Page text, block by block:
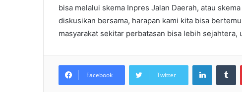
bisa melalui skema Inpres Jalan Daerah, atau
diskusikan bersama, harapan kami kita bisa
masyarakat sekitar perbatasan bisa lebih sejahtera,
Facebook Twitter